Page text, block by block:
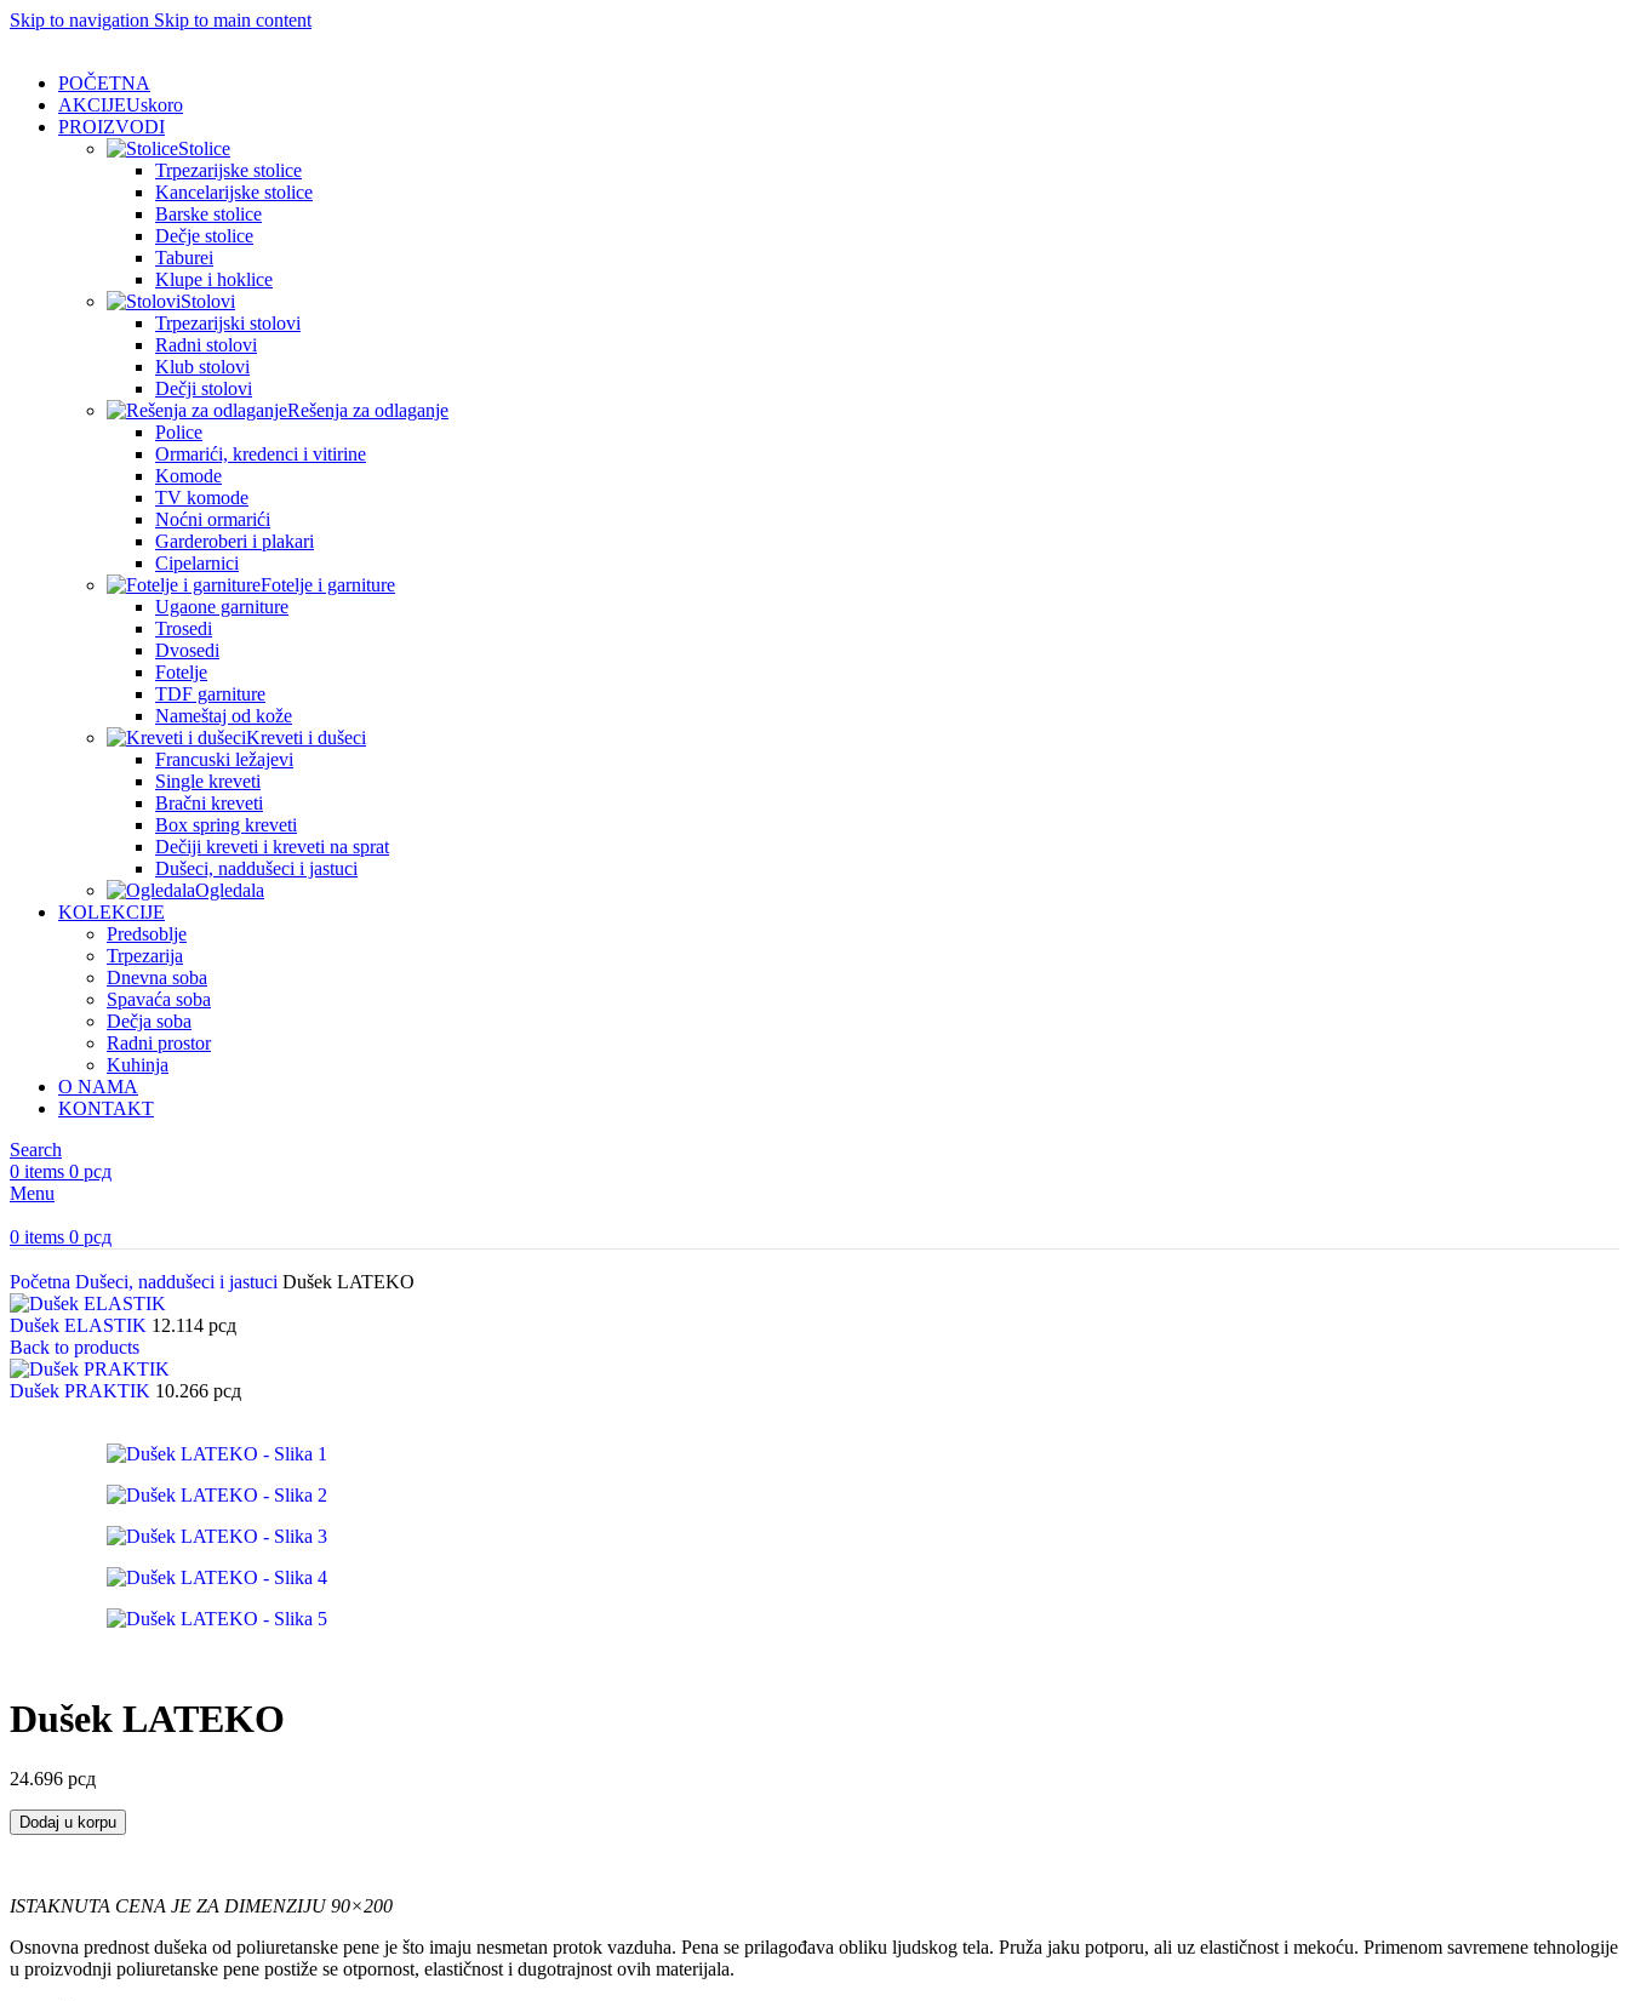
Skip to navigation Skip to main content
POČETNA
AKCIJEUskoro
PROIZVODI
Stolice
Trpezarijske stolice
Kancelarijske stolice
Barske stolice
Dečje stolice
Taburei
Klupe i hoklice
Stolovi
Trpezarijski stolovi
Radni stolovi
Klub stolovi
Dečji stolovi
Rešenja za odlaganje
Police
Ormarići, kredenci i vitirine
Komode
TV komode
Noćni ormarići
Garderoberi i plakari
Cipelarnici
Fotelje i garniture
Ugaone garniture
Trosedi
Dvosedi
Fotelje
TDF garniture
Nameštaj od kože
Kreveti i dušeci
Francuski ležajevi
Single kreveti
Bračni kreveti
Box spring kreveti
Dečiji kreveti i kreveti na sprat
Dušeci, naddušeci i jastuci
Ogledala
KOLEKCIJE
Predsoblje
Trpezarija
Dnevna soba
Spavaća soba
Dečja soba
Radni prostor
Kuhinja
O NAMA
KONTAKT
Search
0 items 0 рсд
Menu
0 items 0 рсд
Početna Dušeci, naddušeci i jastuci Dušek LATEKO
Dušek ELASTIK 12.114 рсд
Back to products
Dušek PRAKTIK 10.266 рсд
Dušek LATEKO
24.696 рсд
Dodaj u korpu
ISTAKNUTA CENA JE ZA DIMENZIJU 90×200
Osnovna prednost dušeka od poliuretanske pene je što imaju nesmetan protok vazduha. Pena se prilagođava obliku ljudskog tela. Pruža jaku potporu, ali uz elastičnost i mekoću. Primenom savremene tehnologije
u proizvodnji poliuretanske pene postiže se otpornost, elastičnost i dugotrajnost ovih materijala.